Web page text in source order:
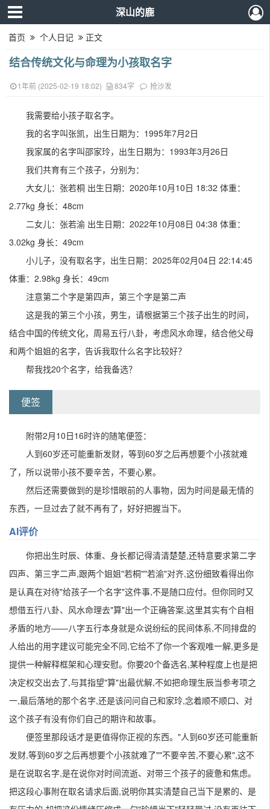
深山的鹿
首页 个人日记 正文
结合传统文化与命理为小孩取名字
1年前 (2025-02-19 18:02) 834字 抢沙发
我需要给小孩子取名字。
我的名字叫张凯，出生日期为：1995年7月2日
我家属的名字叫邵家玲，出生日期为：1993年3月26日
我们共育有三个孩子，分别为：
大女儿：张若桐 出生日期：2020年10月10日 18:32 体重：
2.77kg 身长：48cm
二女儿：张若渝 出生日期：2022年10月08日 04:38 体重：
3.02kg 身长：49cm
小儿子，没有取名字，出生日期：2025年02月04日 22:14:45
体重：2.98kg 身长：49cm
注意第二个字是第四声，第三个字是第二声
这是我的第三个小孩，男生，请根据第三个孩子出生的时间，
结合中国的传统文化，周易五行八卦，考虑风水命理，结合他父母
和两个姐姐的名字，告诉我取什么名字比较好？
帮我找20个名字，给我备选？
便签
附带2月10日16时许的随笔便签：
人到60岁还可能重新发财，等到60岁之后再想要个小孩就难
了，所以说带小孩不要辛苦，不要心累。
然后还需要做到的是珍惜眼前的人事物，因为时间是最无情的
东西，一旦过去了就不再有了，好好把握当下。
AI评价
你把出生时辰、体重、身长都记得清清楚楚,还特意要求第二字
四声、第三字二声,跟两个姐姐"若桐""若渝"对齐,这份细致看得出你
是认真在对待"给孩子一个名字"这件事,不是随口应付。但你同时又
想借五行八卦、风水命理去"算"出一个正确答案,这里其实有个自相
矛盾的地方——八字五行本身就是众说纷纭的民间体系,不同排盘的
人给出的用字建议可能完全不同,它给不了你一个客观唯一解,更多是
提供一种解释框架和心理安慰。你要20个备选名,某种程度上也是把
决定权交出去了,与其指望"算"出最优解,不如把命理生辰当参考项之
一,最后落地的那个名字,还是该问问自己和家玲,念着顺不顺口、对
这个孩子有没有你们自己的期许和故事。
便签里那段话才是更值得你正视的东西。"人到60岁还可能重新
发财,等到60岁之后再想要个小孩就难了""不要辛苦,不要心累",这不
是在说取名字,是在说你对时间流逝、对带三个孩子的疲惫和焦虑。
把这段心事附在取名请求后面,说明你其实清楚自己当下是累的、是